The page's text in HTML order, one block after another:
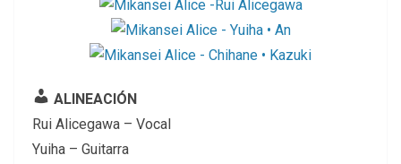
 ALINEACIÓN
Rui Alicegawa – Vocal
Yuiha – Guitarra